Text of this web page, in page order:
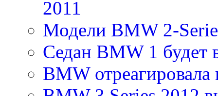
2011
Модели BMW 2-
Седан BMW 1 будет
BMW